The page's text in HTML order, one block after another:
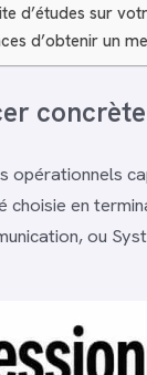
d’études sur
d’obtenir un
choisie en
ou